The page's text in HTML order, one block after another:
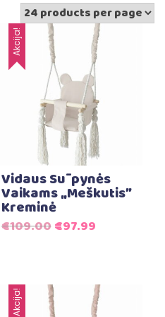
Akcija!
Vidaus Sūpynės
Vaikams „Meškutis”
Kreminė
€109.00Original
€109.00.
€97.99Current
€97.99.
Akcija!